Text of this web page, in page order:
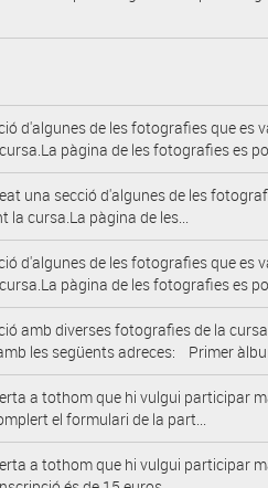
d'algunes de les fotografies que es
pàgina de les fotografies es
una secció d'algunes de les
la cursa.La pàgina de les...
d'algunes de les fotografies que es
pàgina de les fotografies es
amb diverses fotografies de la
les següents adreces: Primer
a tothom que hi vulgui participar
el formulari de la part...
a tothom que hi vulgui participar